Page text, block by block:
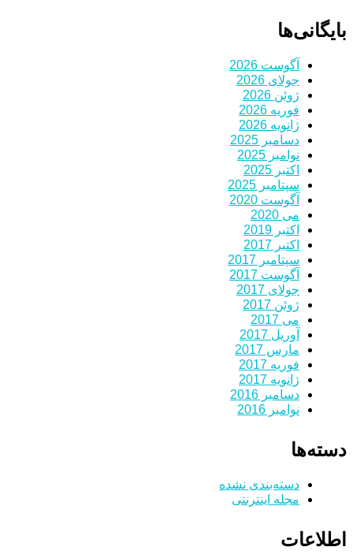
بایگانی‌ها
آگوست 2026
جولای 2026
ژوئن 2026
فوریه 2026
ژانویه 2026
دسامبر 2025
نوامبر 2025
اکتبر 2025
سپتامبر 2025
آگوست 2020
می 2020
اکتبر 2019
اکتبر 2017
سپتامبر 2017
آگوست 2017
جولای 2017
ژوئن 2017
می 2017
آوریل 2017
مارس 2017
فوریه 2017
ژانویه 2017
دسامبر 2016
نوامبر 2016
دسته‌ها
دسته‌بندی نشده
مجله اینترنتی
اطلاعات